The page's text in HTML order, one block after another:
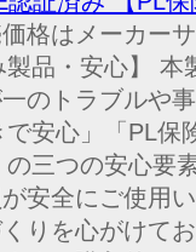
格はメーカー
製品・安心】
のトラブルや
安心」「PL保
の三つの安心要
安全にご使用
りを心がけて